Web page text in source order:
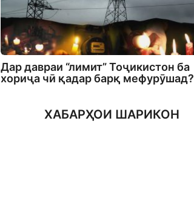
Дар давраи “лимит” Тоҷикистон ба
хориҷа чӣ қадар барқ мефурӯшад?
ХАБАРҲОИ ШАРИКОН